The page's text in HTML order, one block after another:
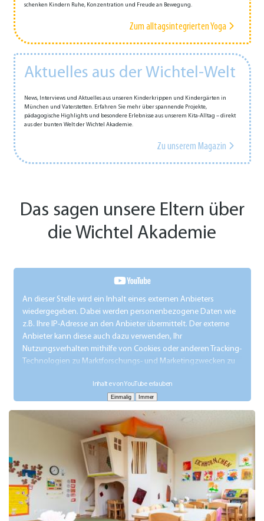
schenken Kindern Ruhe, Konzentration und Freude an Bewegung.
Zum alltagsintegrierten Yoga
Aktuelles aus der Wichtel-Welt
News, Interviews und Aktuelles aus unseren Kinderkrippen und Kindergärten in
München und Vaterstetten. Erfahren Sie mehr über spannende Projekte,
pädagogische Highlights und besondere Erlebnisse aus unserem Kita-Alltag – direkt
aus der bunten Welt der Wichtel Akademie.
Zu unserem Magazin
Das sagen unsere Eltern über
die Wichtel Akademie
An dieser Stelle wird ein Inhalt eines externen Anbieters
wiedergegeben. Dabei werden personenbezogene Daten wie
z.B. Ihre IP-Adresse an den Anbieter übermittelt. Der externe
Anbieter kann diese auch dazu verwenden, Ihr
Nutzungsverhalten mithilfe von Cookies oder anderen Tracking-
Technologien zu Marktforschungs- und Marketingzwecken zu
Die Übermittlung Ihrer Daten an den externen Anbieter wird so
Technisch gesehen wird der Inhalt erst nach dem Klick
Inhalte von YouTube erlauben